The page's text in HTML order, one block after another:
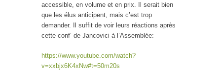
accessible, en volume et en prix. Il serait bien
que les élus anticipent, mais c’est trop
demander. Il suffit de voir leurs réactions après
cette conf’ de Jancovici à l’Assemblée:
https://www.youtube.com/watch?
v=xxbjx6K4xNw#t=50m20s